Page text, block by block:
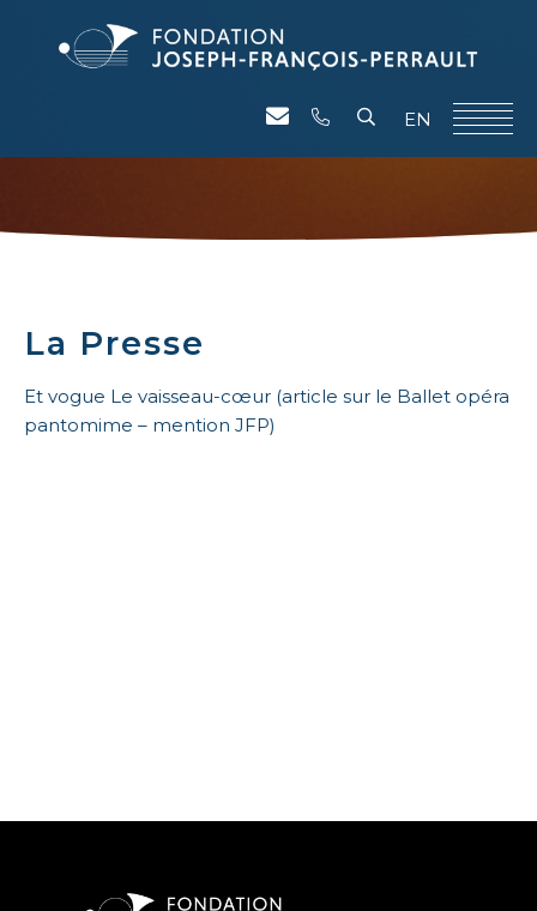
EN
La Presse
Et vogue Le vaisseau-cœur (article sur le Ballet opéra
pantomime – mention JFP)